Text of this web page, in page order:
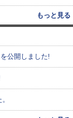
もっと見る
公開しました!